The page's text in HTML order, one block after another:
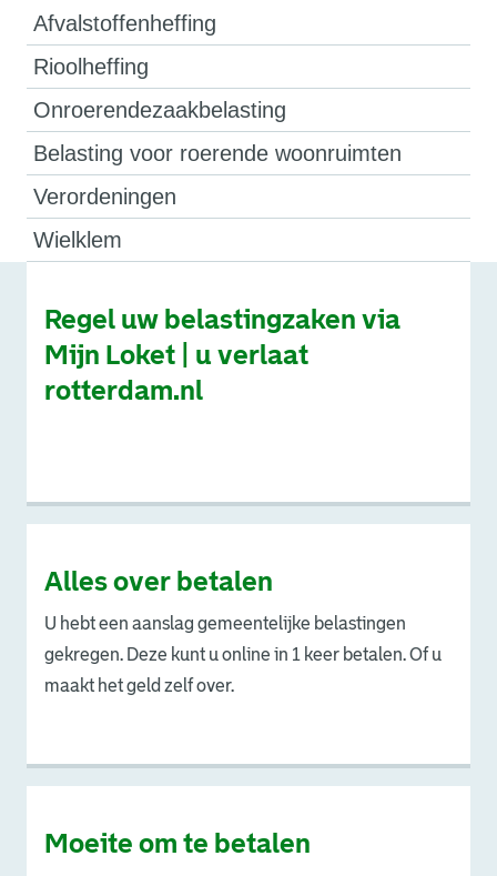
Afvalstoffenheffing
Rioolheffing
Onroerendezaakbelasting
Belasting voor roerende woonruimten
Verordeningen
Wielklem
Regel uw belastingzaken via
Mijn Loket | u verlaat
rotterdam.nl
Alles over betalen
U hebt een aanslag gemeentelijke belastingen
gekregen. Deze kunt u online in 1 keer betalen. Of u
maakt het geld zelf over.
Moeite om te betalen